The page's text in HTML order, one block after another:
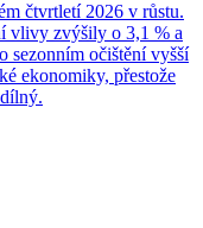
čtvrtletí 2026 v růstu.
vlivy zvýšily o 3,1 % a
sezonním očištění vyšší
ekonomiky, přestože